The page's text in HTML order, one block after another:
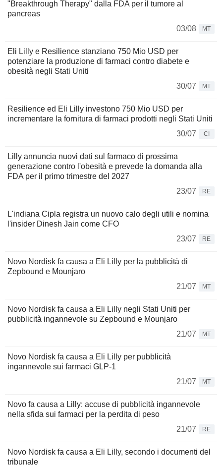
"Breakthrough Therapy" dalla FDA per il tumore al
pancreas
03/08
MT
Eli Lilly e Resilience stanziano 750 Mio USD per
potenziare la produzione di farmaci contro diabete e
obesità negli Stati Uniti
30/07
MT
Resilience ed Eli Lilly investono 750 Mio USD per
incrementare la fornitura di farmaci prodotti negli Stati Uniti
30/07
CI
Lilly annuncia nuovi dati sul farmaco di prossima
generazione contro l'obesità e prevede la domanda alla
FDA per il primo trimestre del 2027
23/07
RE
L'indiana Cipla registra un nuovo calo degli utili e nomina
l'insider Dinesh Jain come CFO
23/07
RE
Novo Nordisk fa causa a Eli Lilly per la pubblicità di
Zepbound e Mounjaro
21/07
MT
Novo Nordisk fa causa a Eli Lilly negli Stati Uniti per
pubblicità ingannevole su Zepbound e Mounjaro
21/07
MT
Novo Nordisk fa causa a Eli Lilly per pubblicità
ingannevole sui farmaci GLP-1
21/07
MT
Novo fa causa a Lilly: accuse di pubblicità ingannevole
nella sfida sui farmaci per la perdita di peso
21/07
RE
Novo Nordisk fa causa a Eli Lilly, secondo i documenti del
tribunale